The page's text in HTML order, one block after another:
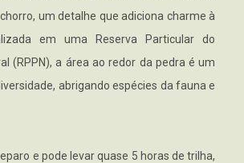
um detalhe que adiciona charme à
em uma Reserva Particular do
(RPPN), a área ao redor da pedra é um
abrigando espécies da fauna e
e pode levar quase 5 horas de trilha,